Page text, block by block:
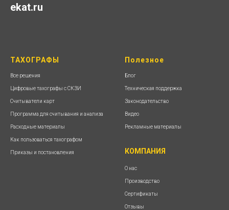
ekat.ru
ТАХОГРАФЫ
Все решения
Цифровые тахографы с СКЗИ
Считыватели карт
Программа для считывания и анализа
Расходные материалы
Как пользоваться тахографом
Приказы и постановления
Полезное
Блог
Техническая поддержка
Законодательство
Видео
Рекламные материалы
КОМПАНИЯ
О нас
Производство
Сертификаты
Отзывы